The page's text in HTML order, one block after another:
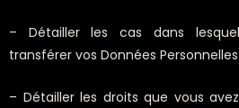
– Détailler les cas dans
transférer vos Données
– Détailler les droits que vous